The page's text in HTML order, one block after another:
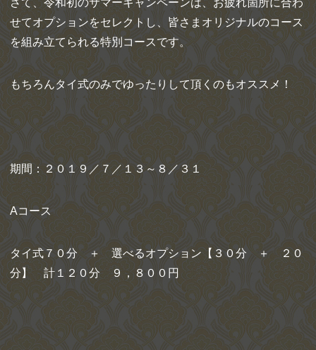
せてオプションをセレクトし、皆さまオリジナルのコース
を組み立てられる特別コースです。
もちろんタイ式のみでゆったりして頂くのもオススメ！
期間：２０１９／７／１３～８／３１
Aコース
タイ式７０分 ＋ 選べるオプション【３０分 ＋ ２０
分】 計１２０分 ９，８００円